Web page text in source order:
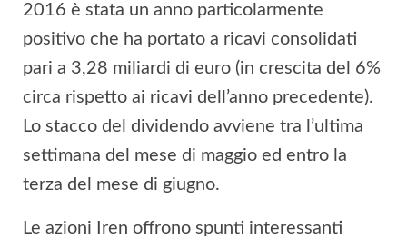
2016 è stata un anno particolarmente
positivo che ha portato a ricavi consolidati
pari a 3,28 miliardi di euro (in crescita del 6%
circa rispetto ai ricavi dell’anno precedente).
Lo stacco del dividendo avviene tra l’ultima
settimana del mese di maggio ed entro la
terza del mese di giugno.
Le azioni Iren offrono spunti interessanti